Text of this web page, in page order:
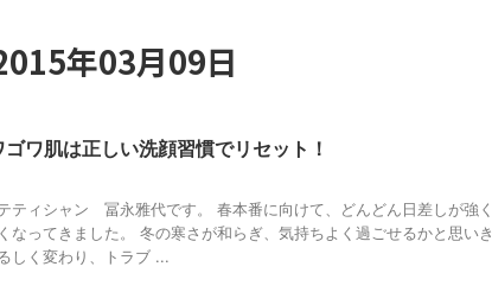
年03月09日
ワ肌は正しい洗顔習慣でリセット！
ティシャン 冨永雅代です。 春本番に向けて、どんどん日差しが強く
なってきました。 冬の寒さが和らぎ、気持ちよく過ごせるかと思いき
しく変わり、トラブ ...